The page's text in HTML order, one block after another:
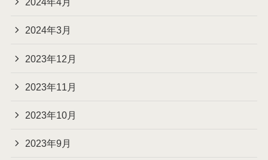
2024年3月
2023年12月
2023年11月
2023年10月
2023年9月